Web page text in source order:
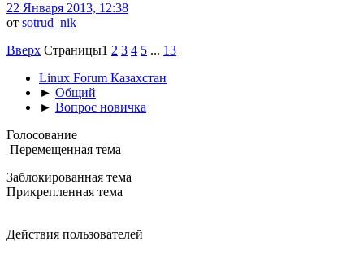
22 Января 2013, 12:38
от sotrud_nik
Вверх Страницы1 2 3 4 5 ... 13
Linux Forum Казахстан
► Общий
► Вопрос новичка
Голосование
Перемещенная тема
Заблокированная тема
Прикрепленная тема
Действия пользователей